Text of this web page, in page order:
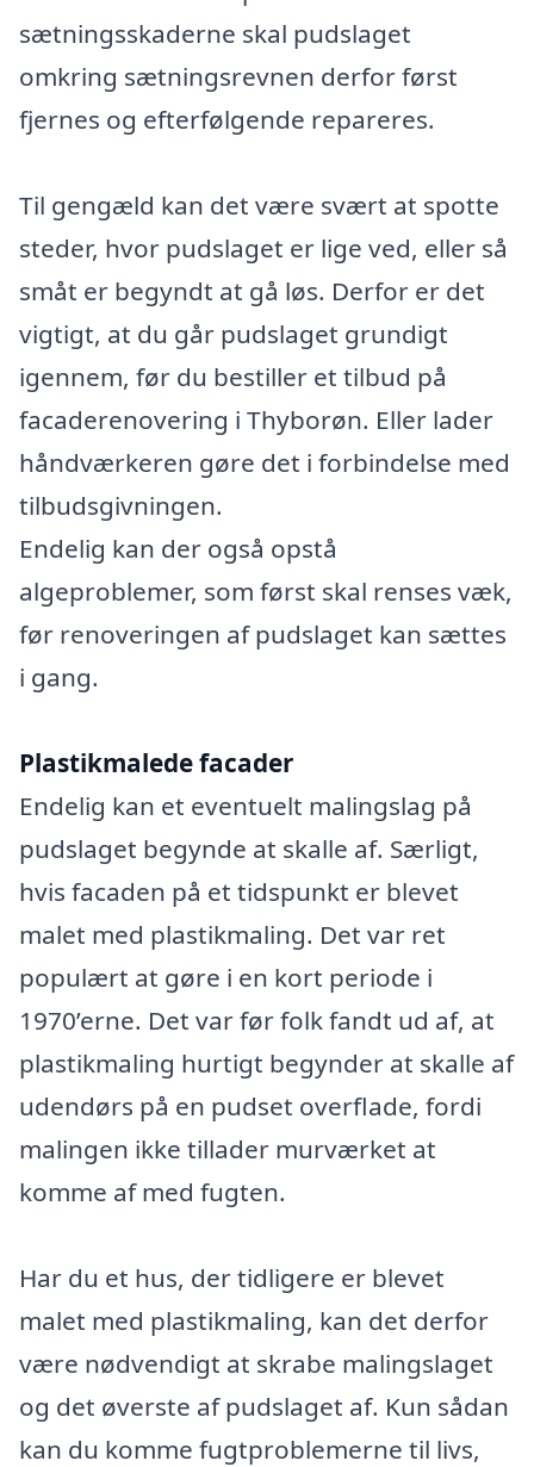
sætningsskaderne skal pudslaget
omkring sætningsrevnen derfor først
fjernes og efterfølgende repareres.
Til gengæld kan det være svært at spotte
steder, hvor pudslaget er lige ved, eller så
småt er begyndt at gå løs. Derfor er det
vigtigt, at du går pudslaget grundigt
igennem, før du bestiller et tilbud på
facaderenovering i Thyborøn. Eller lader
håndværkeren gøre det i forbindelse med
tilbudsgivningen.
Endelig kan der også opstå
algeproblemer, som først skal renses væk,
før renoveringen af pudslaget kan sættes
i gang.
Plastikmalede facader
Endelig kan et eventuelt malingslag på
pudslaget begynde at skalle af. Særligt,
hvis facaden på et tidspunkt er blevet
malet med plastikmaling. Det var ret
populært at gøre i en kort periode i
1970’erne. Det var før folk fandt ud af, at
plastikmaling hurtigt begynder at skalle af
udendørs på en pudset overflade, fordi
malingen ikke tillader murværket at
komme af med fugten.
Har du et hus, der tidligere er blevet
malet med plastikmaling, kan det derfor
være nødvendigt at skrabe malingslaget
og det øverste af pudslaget af. Kun sådan
kan du komme fugtproblemerne til livs,